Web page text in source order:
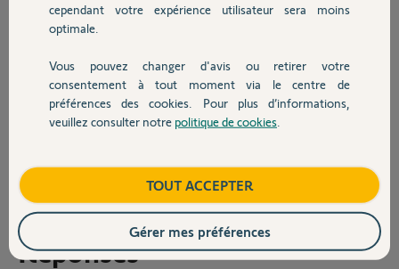
Devis avec un pro
Contact
merci de vos infos
chez vous :)
Merci,
Participer au fil de discussion
Réponses
cependant votre expérience utilisateur sera moins
optimale.
Vous pouvez changer d'avis ou retirer votre
consentement à tout moment via le centre de
préférences des cookies. Pour plus d’informations,
veuillez consulter notre politique de cookies
TOUT ACCEPTER
Gérer mes préférences